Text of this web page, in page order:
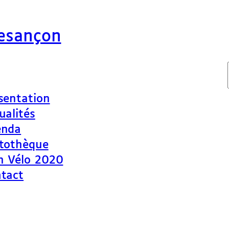
Vélo 2020